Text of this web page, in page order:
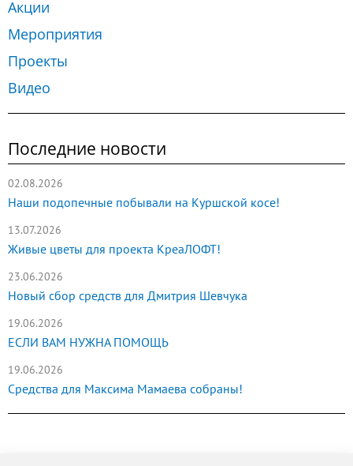
Акции
Мероприятия
Проекты
Видео
Последние новости
02.08.2026
Наши подопечные побывали на Куршской косе!
13.07.2026
Живые цветы для проекта КреаЛОФТ!
23.06.2026
Новый сбор средств для Дмитрия Шевчука
19.06.2026
ЕСЛИ ВАМ НУЖНА ПОМОЩЬ
19.06.2026
Средства для Максима Мамаева собраны!